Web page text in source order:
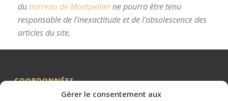
Gérer le consentement aux
dubarreau de Montpellierne pourra être tenu
responsable de l’inexactitude et de l’obsolescence des
articles du site.
COORDONNÉES
Me BILLION-PORTE